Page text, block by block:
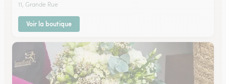
11, Grande Rue
Voir la boutique